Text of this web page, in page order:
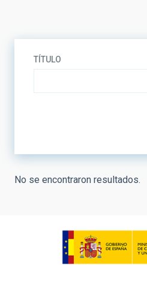
navegación
TÍTULO
No se encontraron resultados.